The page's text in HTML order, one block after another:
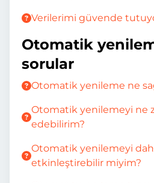
Verilerimi güvende
Otomatik
sorular
Otomatik yenileme ne
Otomatik yenilemeyi ne
edebilirim?
Otomatik yenilemeyi
etkinleştirebilir miyim?